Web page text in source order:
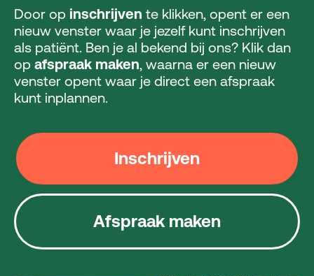
Door op inschrijven te klikken, opent er een
nieuw venster waar je jezelf kunt inschrijven
als patiënt. Ben je al bekend bij ons? Klik dan
op afspraak maken, waarna er een nieuw
venster opent waar je direct een afspraak
kunt inplannen.
Inschrijven
Afspraak maken